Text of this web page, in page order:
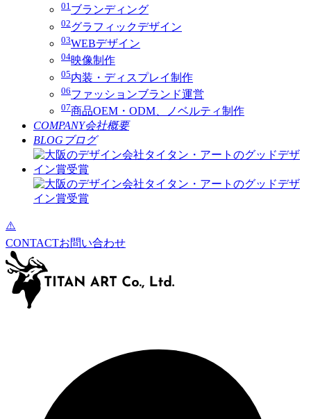
01ブランディング
02グラフィックデザイン
03WEBデザイン
04映像制作
05内装・ディスプレイ制作
06ファッションブランド運営
07商品OEM・ODM、ノベルティ制作
COMPANY会社概要
BLOG ブログ
CONTACTお問い合わせ